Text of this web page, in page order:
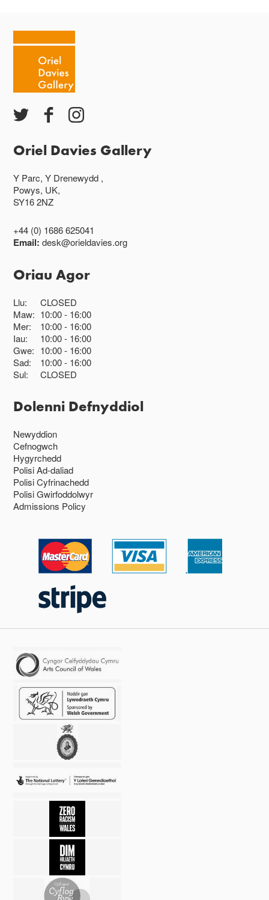
Oriel Davies Gallery
Y Parc, Y Drenewydd ,
Powys, UK,
SY16 2NZ
+44 (0) 1686 625041
Email:desk@orieldavies.org
Oriau Agor
Llu:
CLOSED
Maw: 10:00 16:00
Mer:
10:00 16:00
Iau:
10:00 16:00
Gwe: 10:00 16:00
Sad:
10:00 16:00
Sul:
CLOSED
Dolenni Defnyddiol
Newyddion
Cefnogwch
Hygyrchedd
Polisi Ad-daliad
Polisi Cyfrinachedd
Polisi Gwirfoddolwyr
Admissions Policy